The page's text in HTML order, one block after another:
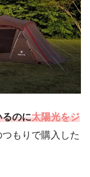
るのに太陽光をジ
つもりで購入した